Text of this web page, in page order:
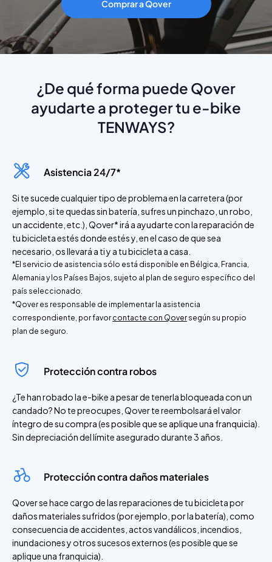
Comprar a Qover
¿De qué forma puede Qover
ayudarte a proteger tu e-bike
TENWAYS?
Asistencia 24/7*
Si te sucede cualquier tipo de problema en la carretera (por
ejemplo, si te quedas sin batería, sufres un pinchazo, un robo,
un accidente, etc.), Qover* irá a ayudarte con la reparación de
tu bicicleta estés donde estés y, en el caso de que sea
necesario, os llevará a ti y a tu bicicleta a casa.
*El servicio de asistencia sólo está disponible en Bélgica, Francia,
Alemania y los Países Bajos, sujeto al plan de seguro específico del
país seleccionado.
*Qover es responsable de implementar la asistencia
correspondiente, por favor contacte con Qover según su propio
plan de seguro.
Protección contra robos
¿Te han robado la e-bike a pesar de tenerla bloqueada con un
candado? No te preocupes, Qover te reembolsará el valor
íntegro de su compra (es posible que se aplique una franquicia).
Sin depreciación del límite asegurado durante 3 años.
Protección contra daños materiales
Qover se hace cargo de las reparaciones de tu bicicleta por
daños materiales sufridos (por ejemplo, por la batería), como
consecuencia de accidentes, actos vandálicos, incendios,
inundaciones y otros sucesos externos (es posible que se
aplique una franquicia).